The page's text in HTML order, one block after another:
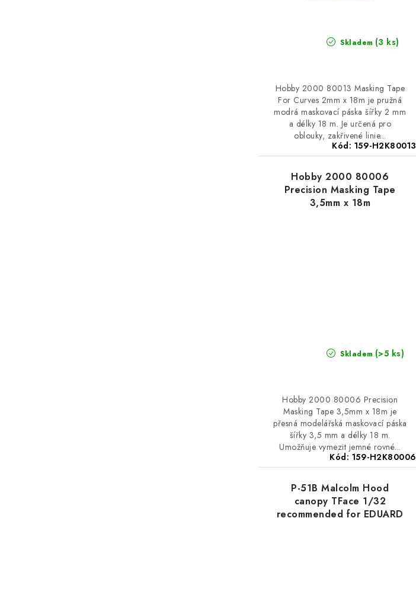
Skladem (3 ks)
Hobby 2000 80013 Masking Tape
For Curves 2mm x 18m je pružná
modrá maskovací páska šířky 2 mm
a délky 18 m. Je určená pro
oblouky, zakřivené linie...
Kód: 159-H2K80013
Hobby 2000 80006
Precision Masking Tape
3,5mm x 18m
Skladem (>5 ks)
Hobby 2000 80006 Precision
Masking Tape 3,5mm x 18m je
přesná modelářská maskovací páska
šířky 3,5 mm a délky 18 m.
Umožňuje vymezit jemné rovné...
Kód: 159-H2K80006
P-51B Malcolm Hood
canopy TFace 1/32
recommended for EDUARD